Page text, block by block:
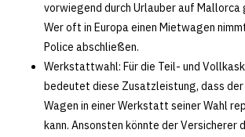
vorwiegend durch Urlauber auf Mallorca
Wer oft in Europa einen Mietwagen
Police abschließen.
Werkstattwahl: Für die Teil- und
bedeutet diese Zusatzleistung, dass
Wagen in einer Werkstatt seiner Wahl
kann. Ansonsten könnte der Versicherer